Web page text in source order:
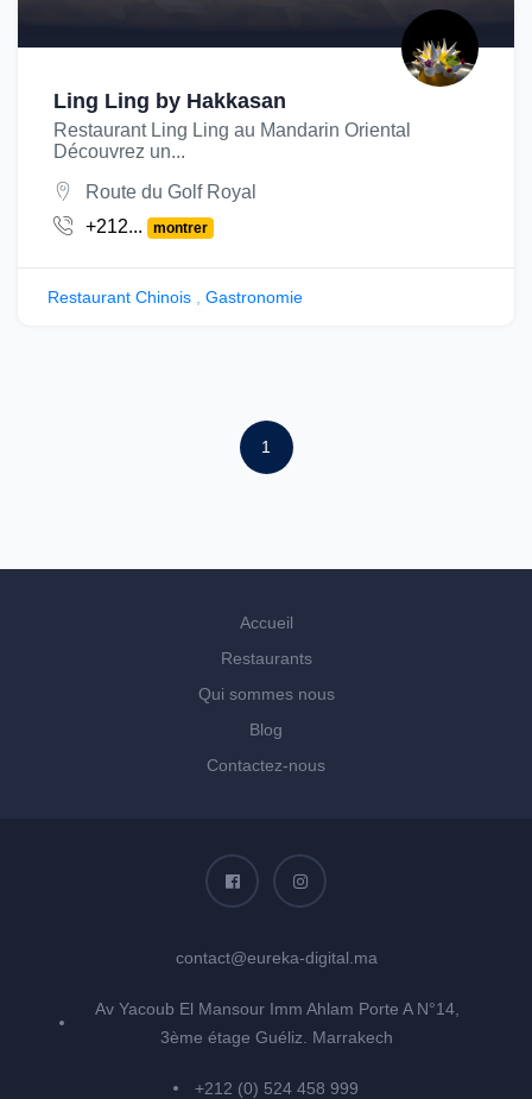
Ling Ling by Hakkasan
Restaurant Ling Ling au Mandarin Oriental
Découvrez un...
Route du Golf Royal
+212...
montrer
Restaurant Chinois Gastronomie
1
Accueil
Restaurants
Qui sommes nous
Blog
Contactez-nous
contact@eureka-digital.ma
Av Yacoub El Mansour Imm Ahlam Porte A N°14,
3ème étage Guéliz. Marrakech
+212 (0) 524 458 999